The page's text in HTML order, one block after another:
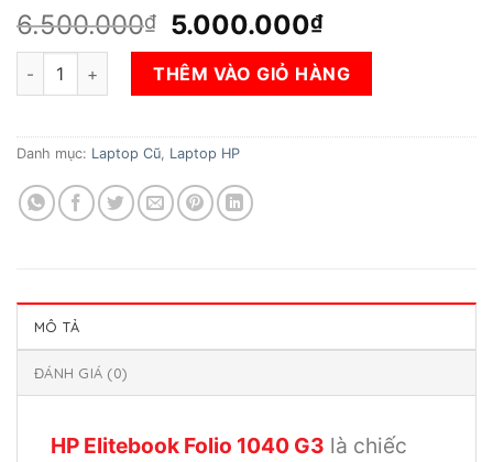
6.500.000₫
Giá
gốc
là:
6.500.000₫.
5.000.000₫Giá
hiện
tại
là:
5.000.000₫.
Laptop HP EliteBook Folio 1040 G3 Core i5-6300U, RAM
THÊM VÀO GIỎ HÀNG
Danh mục: Laptop Cũ, Laptop HP
MÔ TẢ
ĐÁNH GIÁ (0)
HP Elitebook Folio 1040 G3 là chiếc